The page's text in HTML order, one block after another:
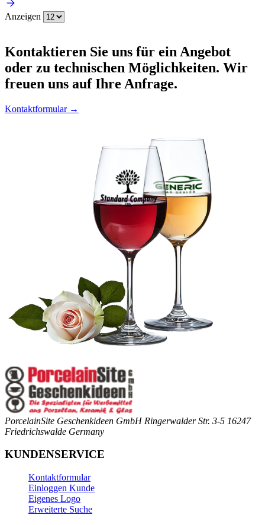
Anzeigen
Kontaktieren Sie uns für ein Angebot
oder zu technischen Möglichkeiten. Wir
freuen uns auf Ihre Anfrage.
Kontaktformular →
PorcelainSite Geschenkideen GmbH Ringerwalder Str. 3-5 16247
Friedrichswalde Germany
KUNDENSERVICE
Kontaktformular
Einloggen Kunde
Eigenes Logo
Erweiterte Suche